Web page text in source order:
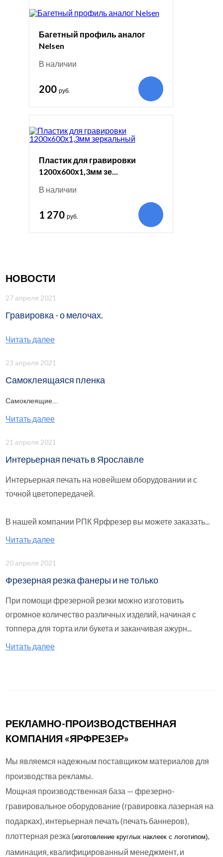
Багетный профиль аналог
Nelsen
В наличии
200 руб.
Пластик для гравировки
1200х600х1,3мм зе...
В наличии
1 270 руб.
НОВОСТИ
27 апреля 2021
Гравировка - о мелочах.
Читать далее
23 апреля 2021
Самоклеящаяся пленка
Самоклеящие...
Читать далее
21 апреля 2021
Интерьерная печать в Ярославле
Интерьерная печать на новейшем оборудовании и с
точной цветопередачей.
В нашей компании РПК Ярфрезер вы можете заказать...
Читать далее
20 апреля 2021
Фрезерная резка фанеры и не только
При помощи фрезерной резки можно изготовить
огромное количество различных изделий, начиная с
топпера для торта или букета и заканчивая ажурн...
Читать далее
РЕКЛАМНО-ПРОИЗВОДСТВЕННАЯ
КОМПАНИЯ «ЯРФРЕЗЕР»
Мы являемся надежным поставщиком материалов для
производства рекламы.
Мощная производственная база — фрезерно-
гравировальное оборудование (гравировка лазерная на
подарках), интерьерная печать (печать баннеров),
плоттерная резка (изготовление круглыхнаклеек с логотипом),
ламинация, квалифицированный менеджмент, и